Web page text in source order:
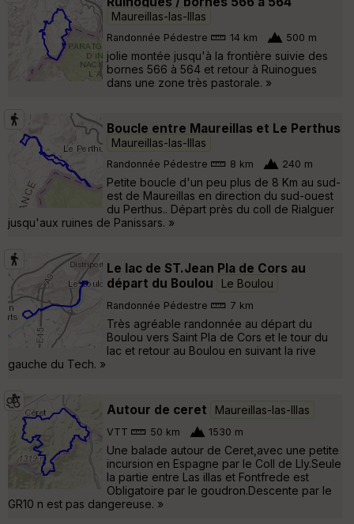
Maureillas-las-Illas
Randonnée Pédestre 14 km 500 m
jolie montée jusqu'à la frontière suivie des
bornes 566 à 564 et retour à Ruinogues
dans une zone très pastorale. »
Boucle entre Maureillas et Le Perthus
Maureillas-las-Illas
Randonnée Pédestre 8 km 240 m
Petite boucle d'un peu plus de 8 Km au sud-
est de Maureillas en direction du sud-ouest
du Perthus.. Départ près du coll de Rialguer
jusqu'aux ruines de Panissars. »
Le lac de ST.Jean Pla de Cors au
départ du Boulou
Le Boulou
Randonnée Pédestre 7 km
Très agréable randonnée au départ du
Boulou vers Saint Pla de Cors et le tour du
lac et retour au Boulou en suivant la rive
gauche du Tech. »
Autour de ceret Maureillas-las-Illas
VTT 50 km 1530 m
Une balade autour de Ceret,avec une petite
incursion en Espagne par le Coll de Lly.Seule
la partie entre Las illas et Fontfrede est
Obligatoire par le goudron.Descente par le
GR10 n est pas dangereuse. »